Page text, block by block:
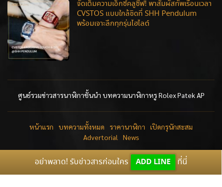
จัดเต็มความเอ็กซ์คลูซีฟ! พาสัมผัสทัพเรือนเวลา
CVSTOS แบบใกล้ชิดที่ SHH Pendulum
พร้อมเจาะลึกทุกรุ่นไฮไลต์
ศูนย์รวมข่าวสารนาฬิกาชั้นนำ บทความนาฬิกาหรู Rolex Patek AP
หน้าแรก บทความทั้งหมด ราคานาฬิกา
เปิดกรุนักสะสม
Advertorial
News
อย่าพลาด! รับข่าวสารก่อนใคร ADD LINE ที่นี่